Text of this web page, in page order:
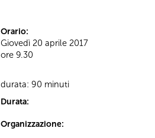
Orario:
Giovedì 20 aprile 2017
ore 9.30
durata: 90 minuti
Durata:
Organizzazione: